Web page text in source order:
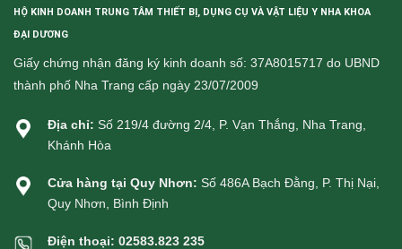
HỘ KINH DOANH TRUNG TÂM THIẾT BỊ, DỤNG CỤ VÀ VẬT LIỆU Y NHA KHOA
ĐẠI DƯƠNG
Giấy chứng nhận đăng ký kinh doanh số: 37A8015717 do UBND
thành phố Nha Trang cấp ngày 23/07/2009
Địa chỉ: Số 219/4 đường 2/4, P. Vạn Thắng, Nha Trang,
Khánh Hòa
Cửa hàng tại Quy Nhơn: Số 486A Bạch Đằng, P. Thị Nại,
Quy Nhơn, Bình Định
Điện thoại: 02583.823 235